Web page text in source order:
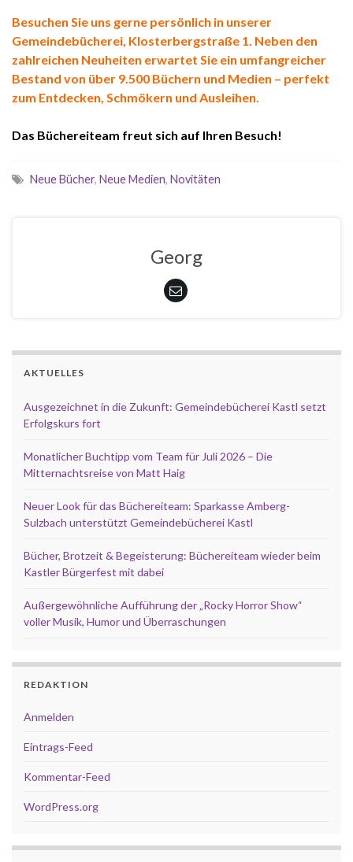
Besuchen Sie uns gerne persönlich in unserer
Gemeindebücherei, Klosterbergstraße 1. Neben den
zahlreichen Neuheiten erwartet Sie ein umfangreicher
Bestand von über 9.500 Büchern und Medien – perfekt
zum Entdecken, Schmökern und Ausleihen.
Das Büchereiteam freut sich auf Ihren Besuch!
Neue Bücher, Neue Medien, Novitäten
Georg
AKTUELLES
Ausgezeichnet in die Zukunft: Gemeindebücherei Kastl setzt
Erfolgskurs fort
Monatlicher Buchtipp vom Team für Juli 2026 – Die
Mitternachtsreise von Matt Haig
Neuer Look für das Büchereiteam: Sparkasse Amberg-
Sulzbach unterstützt Gemeindebücherei Kastl
Bücher, Brotzeit & Begeisterung: Büchereiteam wieder beim
Kastler Bürgerfest mit dabei
Außergewöhnliche Aufführung der „Rocky Horror Show“
voller Musik, Humor und Überraschungen
REDAKTION
Anmelden
Eintrags-Feed
Kommentar-Feed
WordPress.org